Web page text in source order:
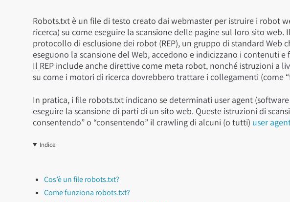
Robots.txt è un file di testo creato dai webmaster per istruire i robot
ricerca) su come eseguire la scansione delle pagine sul loro sito
protocollo di esclusione dei robot (REP), un gruppo di standard Web
eseguono la scansione del Web, accedono e indicizzano i contenuti
Il REP include anche direttive come meta robot, nonché istruzioni a
su come i motori di ricerca dovrebbero trattare i collegamenti (come
In pratica, i file robots.txt indicano se determinati user agent
eseguire la scansione di parti di un sito web. Queste istruzioni di
consentendo” o “consentendo” il crawling di alcuni (o tutti) user
Indice
Cos’è un file robots.txt?
Come funziona robots.txt?